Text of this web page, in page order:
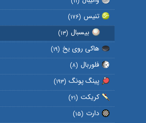
تنیس (۱۷۶)
بیسبال (۱۳)
هاکی روی یخ (۱۹)
فلوربال (۸)
پینگ پونگ (۱۹۳)
کریکت (۲۱)
دارت (۱۵)